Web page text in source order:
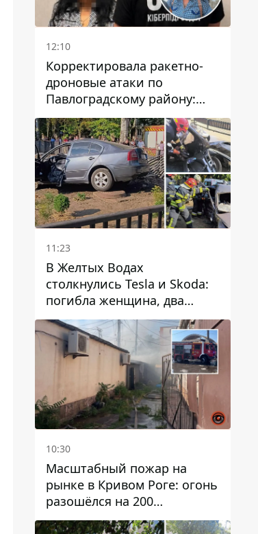
12:10
Корректировала ракетно-
дроновые атаки по
Павлоградскому району:
задержали вражескую
агентку
11:23
В Желтых Водах
столкнулись Tesla и Skoda:
погибла женщина, два
человека пострадали
10:30
Масштабный пожар на
рынке в Кривом Роге: огонь
разошёлся на 200
квадратных метров